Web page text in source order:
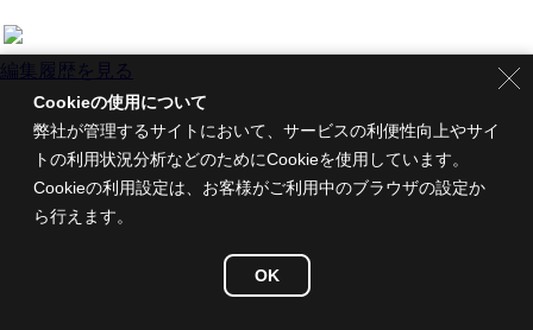
編集履歴を見る
Cookieの使用について
弊社が管理するサイトにおいて、サービスの利便性向上やサイ
トの利用状況分析などのためにCookieを使用しています。
Cookieの利用設定は、お客様がご利用中のブラウザの設定か
ら行えます。
OK